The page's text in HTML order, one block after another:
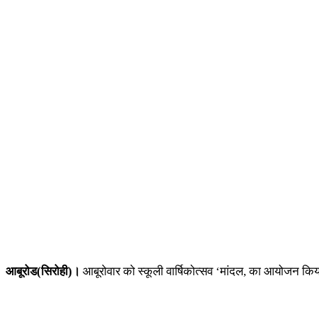
आबूरोड(सिरोही)। आबूरोवार को स्कूली वार्षिकोत्सव ‘मांदल, का आयोजन